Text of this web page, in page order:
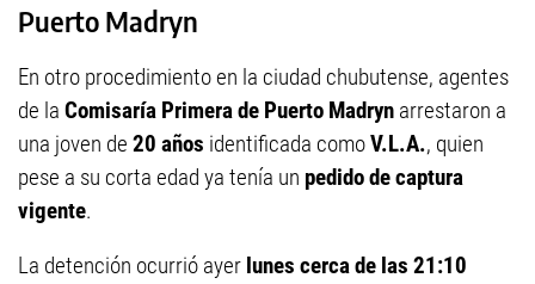
Puerto Madryn
En otro procedimiento en la ciudad chubutense, agentes
de la Comisaría Primera de Puerto Madryn arrestaron a
una joven de 20 años identificada comoV.L.A., quien
pese a su corta edad ya tenía un pedido de captura
vigente.
La detención ocurrió ayer lunes cerca de las 21:10